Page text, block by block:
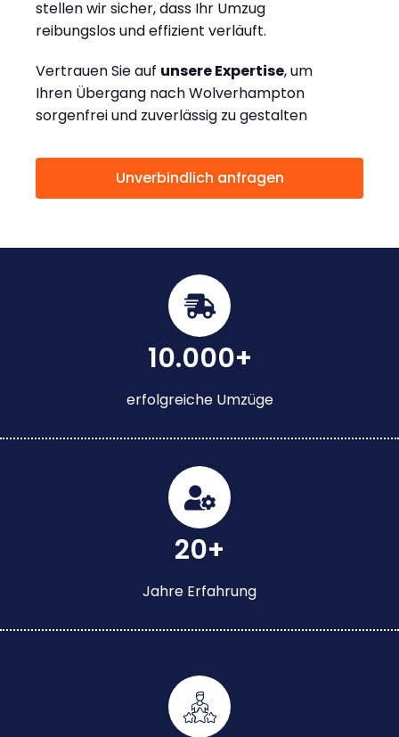
stellen wir sicher, dass Ihr Umzug
reibungslos und effizient verläuft.
Vertrauen Sie auf unsere Expertise, um
Ihren Übergang nach Wolverhampton
sorgenfrei und zuverlässig zu gestalten
Unverbindlich anfragen
10.000+
erfolgreiche Umzüge
20+
Jahre Erfahrung